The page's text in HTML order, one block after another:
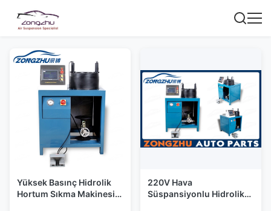
Yüksek Basınç Hidrolik
Hortum Sıkma Makinesi
220V Hava
Süspansiyonlu Hidrolik